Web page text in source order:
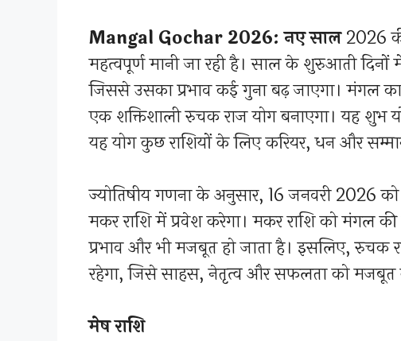
Mangal Gochar 2026: नए साल2026
महत्वपूर्ण मानी जा रही है। साल के शुरुआती
जिससे उसका प्रभाव कई गुना बढ़ जाएगा। मंगल
एक शक्तिशाली रुचक राज योग बनाएगा। यह शुभ
यह योग कुछ राशियों के लिए करियर, धन और
ज्योतिषीय गणना के अनुसार, 16 जनवरी 2026
मकर राशि में प्रवेश करेगा। मकर राशि को मंगल
प्रभाव और भी मजबूत हो जाता है। इसलिए, रुचक
रहेगा, जिसे साहस, नेतृत्व और सफलता को मजबूत
मेष राशि